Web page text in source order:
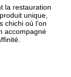
la restauration
unique,
chichi où l’on
accompagné